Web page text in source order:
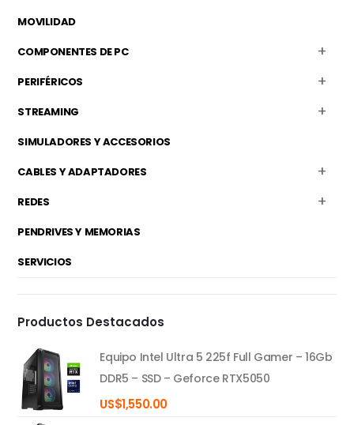
MOVILIDAD
COMPONENTES DE PC
PERIFÉRICOS
STREAMING
SIMULADORES Y ACCESORIOS
CABLES Y ADAPTADORES
REDES
PENDRIVES Y MEMORIAS
SERVICIOS
Productos Destacados
Equipo Intel Ultra 5 225f Full Gamer – 16Gb
DDR5 – SSD – Geforce RTX5050
US$1,550.00